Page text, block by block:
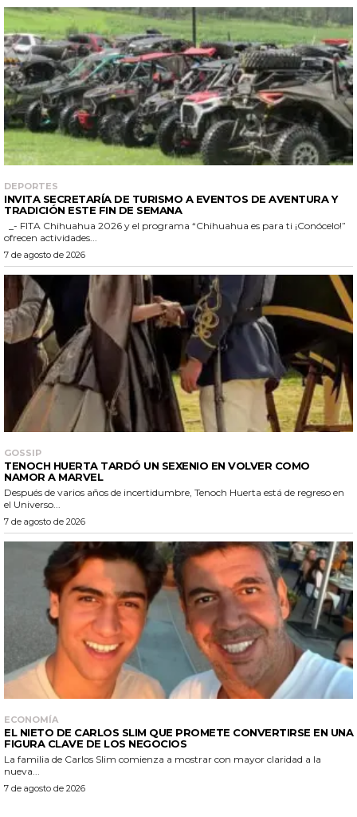
DEPORTES
INVITA SECRETARÍA DE TURISMO A EVENTOS DE AVENTURA Y
TRADICIÓN ESTE FIN DE SEMANA
ofrecen actividades...
7 de agosto de 2026
GOSSIP
TENOCH HUERTA TARDÓ UN SEXENIO EN VOLVER COMO
NAMOR A MARVEL
Después de varios años de incertidumbre, Tenoch Huerta está de regreso en
el Universo...
7 de agosto de 2026
ECONOMÍA
EL NIETO DE CARLOS SLIM QUE PROMETE CONVERTIRSE EN UNA
FIGURA CLAVE DE LOS NEGOCIOS
La familia de Carlos Slim comienza a mostrar con mayor claridad a la
nueva...
7 de agosto de 2026